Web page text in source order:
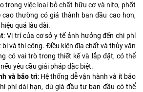
trong việc loại bỏ chất hữu cơ và nitơ, phốt
cao thường có giá thành ban đầu cao hơn,
quả lâu dài.
: Vị trí của cơ sở y tế ảnh hưởng đến chi phí
bị và thi công. Điều kiện địa chất và thủy văn
có vai trò trong thiết kế và lắp đặt, có thể
yêu cầu giải pháp đặc biệt.
và bảo trì: Hệ thống dễ vận hành và ít bảo
phí dài hạn, dù giá đầu tư ban đầu có thể